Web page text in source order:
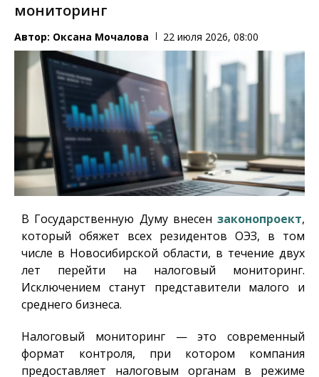
мониторинг
Автор: Оксана Мочалова 22 июля 2026, 08:00
В Государственную Думу внесен законопроект,
который обяжет всех резидентов ОЭЗ, в том
числе в Новосибирской области, в течение двух
лет перейти на налоговый мониторинг.
Исключением станут представители малого и
среднего бизнеса.
Налоговый мониторинг — это современный
формат контроля, при котором компания
предоставляет налоговым органам в режиме